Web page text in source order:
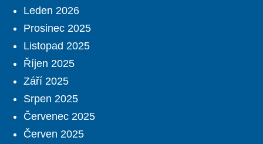
Leden 2026
Prosinec 2025
Listopad 2025
Říjen 2025
Září 2025
Srpen 2025
Červenec 2025
Červen 2025